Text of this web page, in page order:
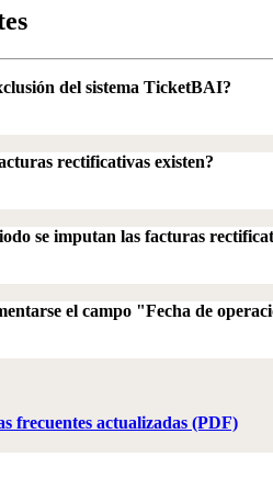
del sistema TicketBAI?
rectificativas existen?
se imputan las facturas
el campo "Fecha de
frecuentes actualizadas (PDF)